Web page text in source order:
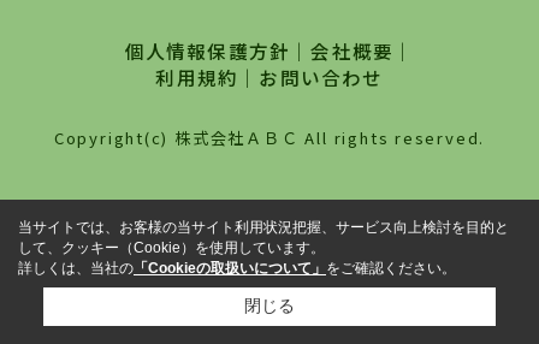
は、一度だけでは終わらない、お客様との末長い
お付き合いです。初めての一人暮らしから、就
職・ご結婚・売買物件の購入、などなど一生涯に
わたる、良きアドバイザーとして、地域に密着し
た営業スタイルで様々なお役立ちができればと強
わせください。
個人情報保護方針 ｜会社概要 ｜
利用規約 ｜ お問い合わせ
Copyright(c) 株式会社ＡＢＣ All rights reserved.
当サイトでは、お客様の当サイト利用状況把握、サービス向上検討を目的と
して、クッキー（Cookie）を使用しています。
詳しくは、当社の 「Cookieの取扱いについて」 をご確認ください。
閉じる